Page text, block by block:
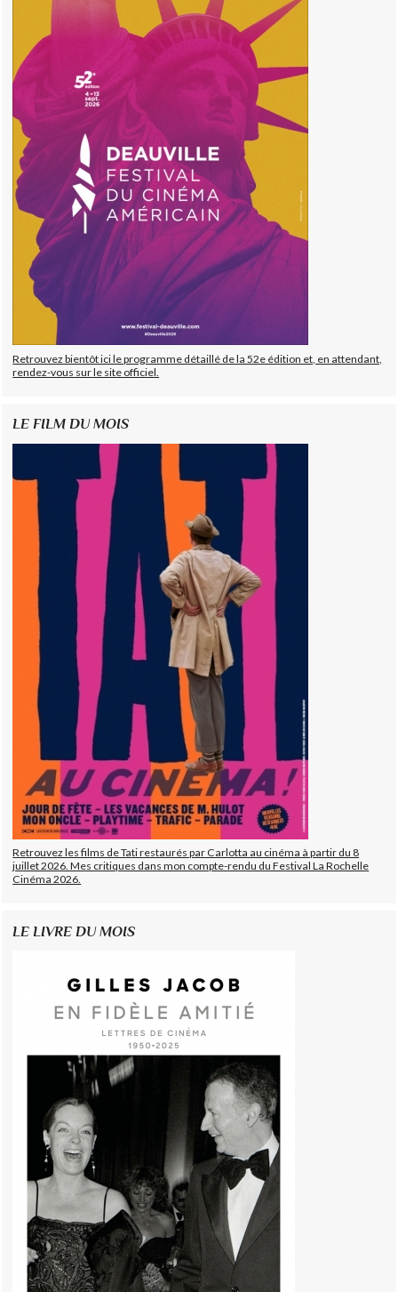
Retrouvez bientôt ici le programme détaillé de la 52e édition et, en attendant,
rendez-vous sur le site officiel.
LE FILM DU MOIS
Retrouvez les films de Tati restaurés par Carlotta au cinéma à partir du 8
juillet 2026. Mes critiques dans mon compte-rendu du Festival La Rochelle
Cinéma 2026.
LE LIVRE DU MOIS